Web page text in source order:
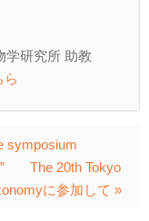
学研究所 助教
ら
symposium
The 20th Tokyo
に参加して »